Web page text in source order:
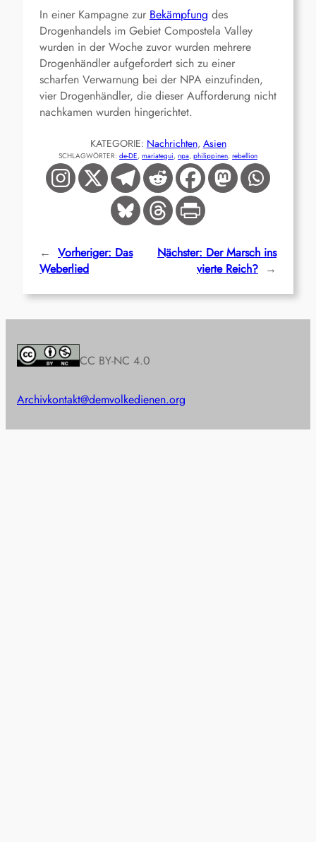
In einer Kampagne zur Bekämpfung des
Drogenhandels im Gebiet Compostela Valley
wurden in der Woche zuvor wurden mehrere
Drogenhändler aufgefordert sich zu einer
scharfen Verwarnung bei der NPA einzufinden,
vier Drogenhändler, die dieser Aufforderung nicht
nachkamen wurden hingerichtet.
KATEGORIE: Nachrichten, Asien
SCHLAGWÖRTER: de-DE, mariategui, npa, philippinen, rebellion
← Vorheriger: Das
Weberlied
Nächster: Der Marsch ins
vierte Reich? →
CC BY-NC 4.0
Archivkontakt@demvolkedienen.org